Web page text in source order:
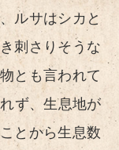
ルサはシカと
刺さりそうな
とも言われて
ず、生息地が
とから生息数